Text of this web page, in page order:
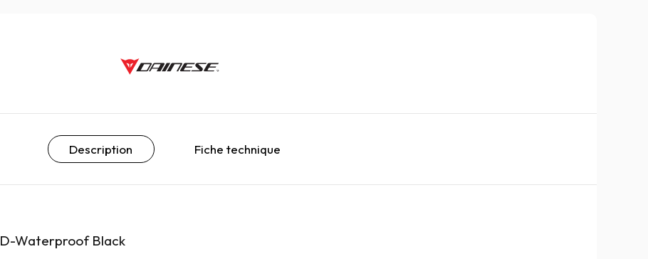
Description Fiche technique
Waterproof Black